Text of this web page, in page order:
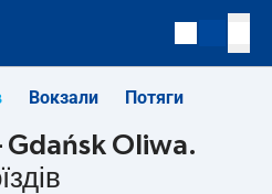
Вокзали Потяги
Gdańsk Oliwa.